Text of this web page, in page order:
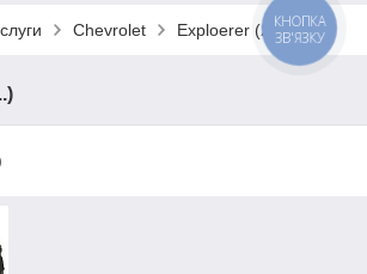
Chevrolet Exploerer (2011-...)
КНОПКА
ЗВ'ЯЗКУ